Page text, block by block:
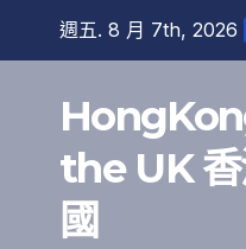
週五. 8 月 7th, 2026
the UK
國